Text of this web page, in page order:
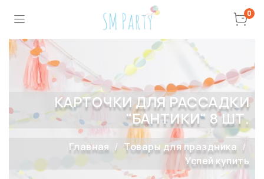
0
КАРТОЧКИ ДЛЯ РАССАДКИ
"БАНТИКИ" 8 ШТ.
Главная
Товары для праздника
Успей купить